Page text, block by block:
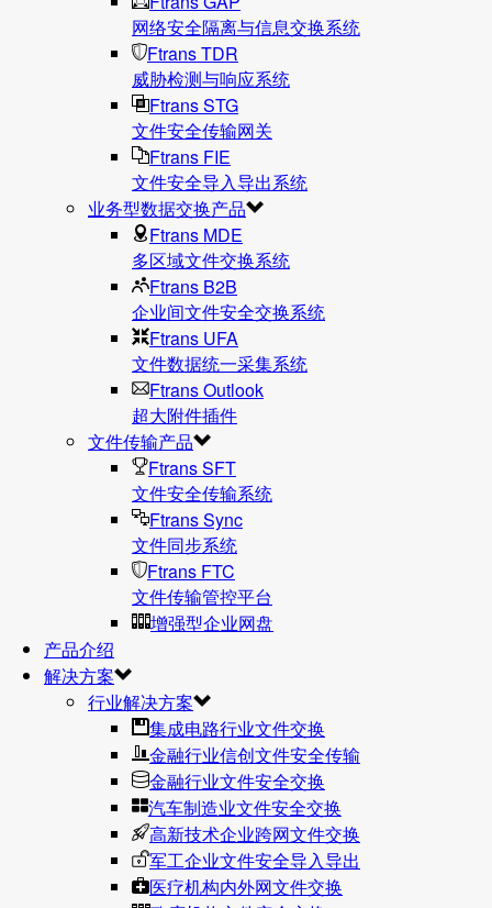
网络安全隔离与信息交换系统
Ftrans TDR
威胁检测与响应系统
Ftrans STG
文件安全传输网关
Ftrans FIE
文件安全导入导出系统
业务型数据交换产品
Ftrans MDE
多区域文件交换系统
Ftrans B2B
企业间文件安全交换系统
Ftrans UFA
文件数据统⼀采集系统
Ftrans Outlook
超大附件插件
文件传输产品
Ftrans SFT
文件安全传输系统
Ftrans Sync
文件同步系统
Ftrans FTC
文件传输管控平台
增强型企业网盘
产品介绍
解决方案
行业解决方案
集成电路行业文件交换
金融行业信创文件安全传输
金融行业文件安全交换
汽车制造业文件安全交换
高新技术企业跨网文件交换
军工企业文件安全导入导出
医疗机构内外网文件交换